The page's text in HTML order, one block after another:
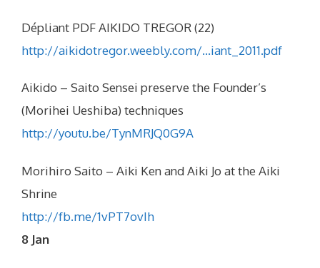
Dépliant PDF AIKIDO TREGOR (22)
http://aikidotregor.weebly.com/…iant_2011.pdf
Aikido – Saito Sensei preserve the Founder’s
(Morihei Ueshiba) techniques
http://youtu.be/TynMRJQ0G9A
Morihiro Saito – Aiki Ken and Aiki Jo at the Aiki
Shrine
http://fb.me/1vPT7ovIh
8 Jan